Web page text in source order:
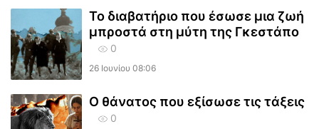
Το διαβατήριο που έσωσε μια ζωή
μπροστά στη μύτη της Γκεστάπο
0
26 Ιουνίου 08:06
Ο θάνατος που εξίσωσε τις τάξεις
0